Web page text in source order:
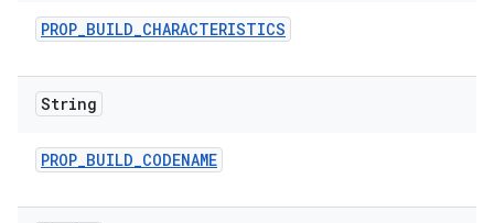
PROP_BUILD_CHARACTERISTICS
String
PROP_BUILD_CODENAME